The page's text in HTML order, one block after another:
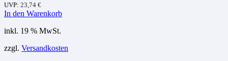
UVP: 23,74 €
In den Warenkorb
inkl. 19 % MwSt.
zzgl. Versandkosten